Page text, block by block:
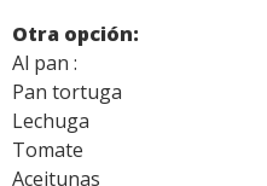
Otra opción:
Al pan :
Pan tortuga
Lechuga
Tomate
Aceitunas